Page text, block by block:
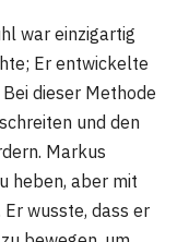
war einzigartig
Er entwickelte
dieser Methode
und den
Markus
heben, aber mit
wusste, dass er